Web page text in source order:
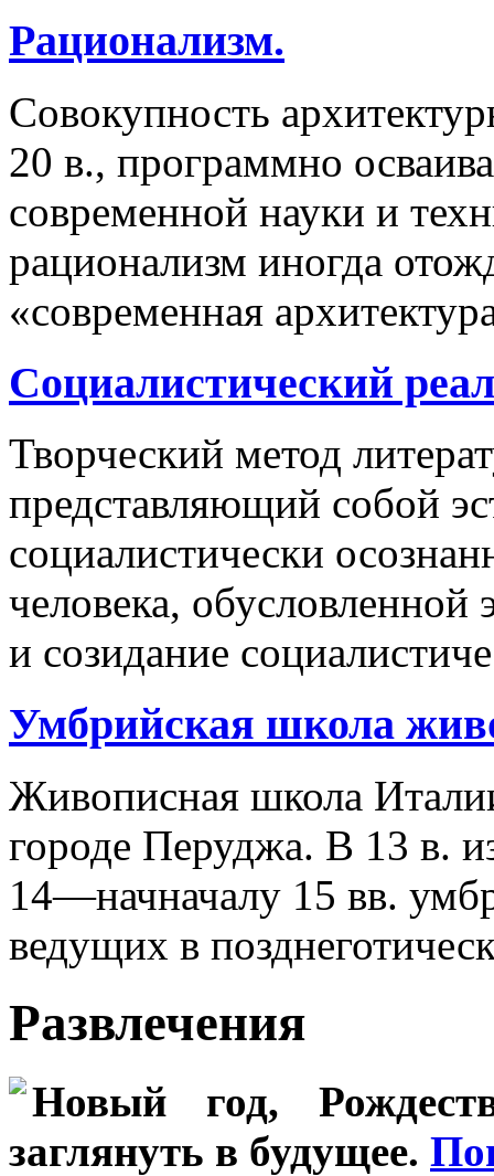
Рационализм.
Совокупность
20 в., программно
современной науки и
рационализм иногда
«современная
Социалистический
Творческий метод
представляющий собой
социалистически
человека, обусловленной
и созидание
Умбрийская школа
Живописная школа
городе Перуджа. В 13 в.
14—начначалу 15 вв.
ведущих в
Развлечения
Новый год,
заглянуть в будущее.